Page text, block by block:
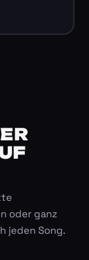
oder ganz
jeden Song.